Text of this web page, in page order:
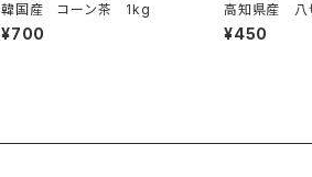
韓国産 コーン茶 1kg
¥700
高知県産
90g
¥450